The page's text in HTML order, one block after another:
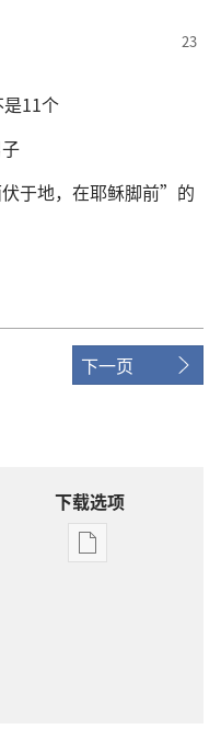
11个
于地，在耶稣脚前”的
下一页
下载选项
电